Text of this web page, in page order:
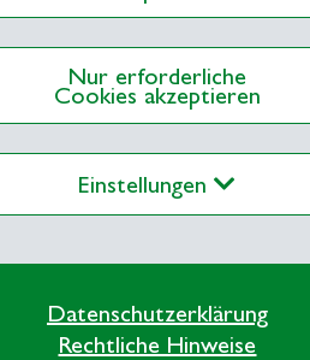
Nur erforderliche
Cookies akzeptieren
Einstellungen
Datenschutzerklärung
Rechtliche Hinweise